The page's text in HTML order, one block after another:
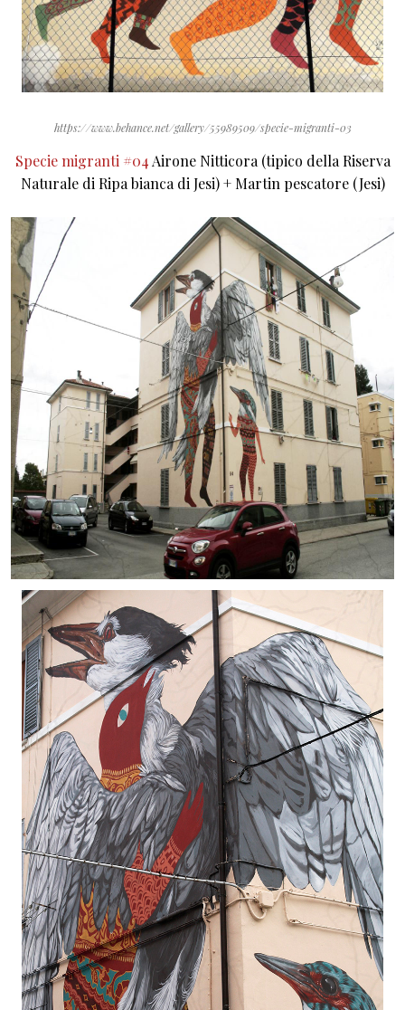
https://www.behance.net/gallery/55989509/specie-migranti-03
Specie migranti #04 Airone Nitticora (tipico della Riserva
Naturale di Ripa bianca di Jesi) + Martin pescatore (Jesi)